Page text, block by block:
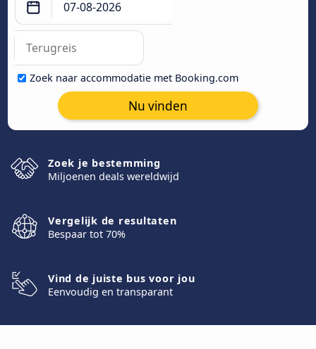
Zoek naar accommodatie met Booking.com
Nu vinden
Zoek je bestemming
Miljoenen deals wereldwijd
Vergelijk de resultaten
Bespaar tot 70%
Vind de juiste bus voor jou
Eenvoudig en transparant